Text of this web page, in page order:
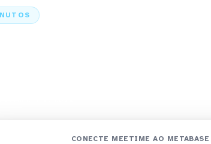
CONECTE MEETIME AO METABASE